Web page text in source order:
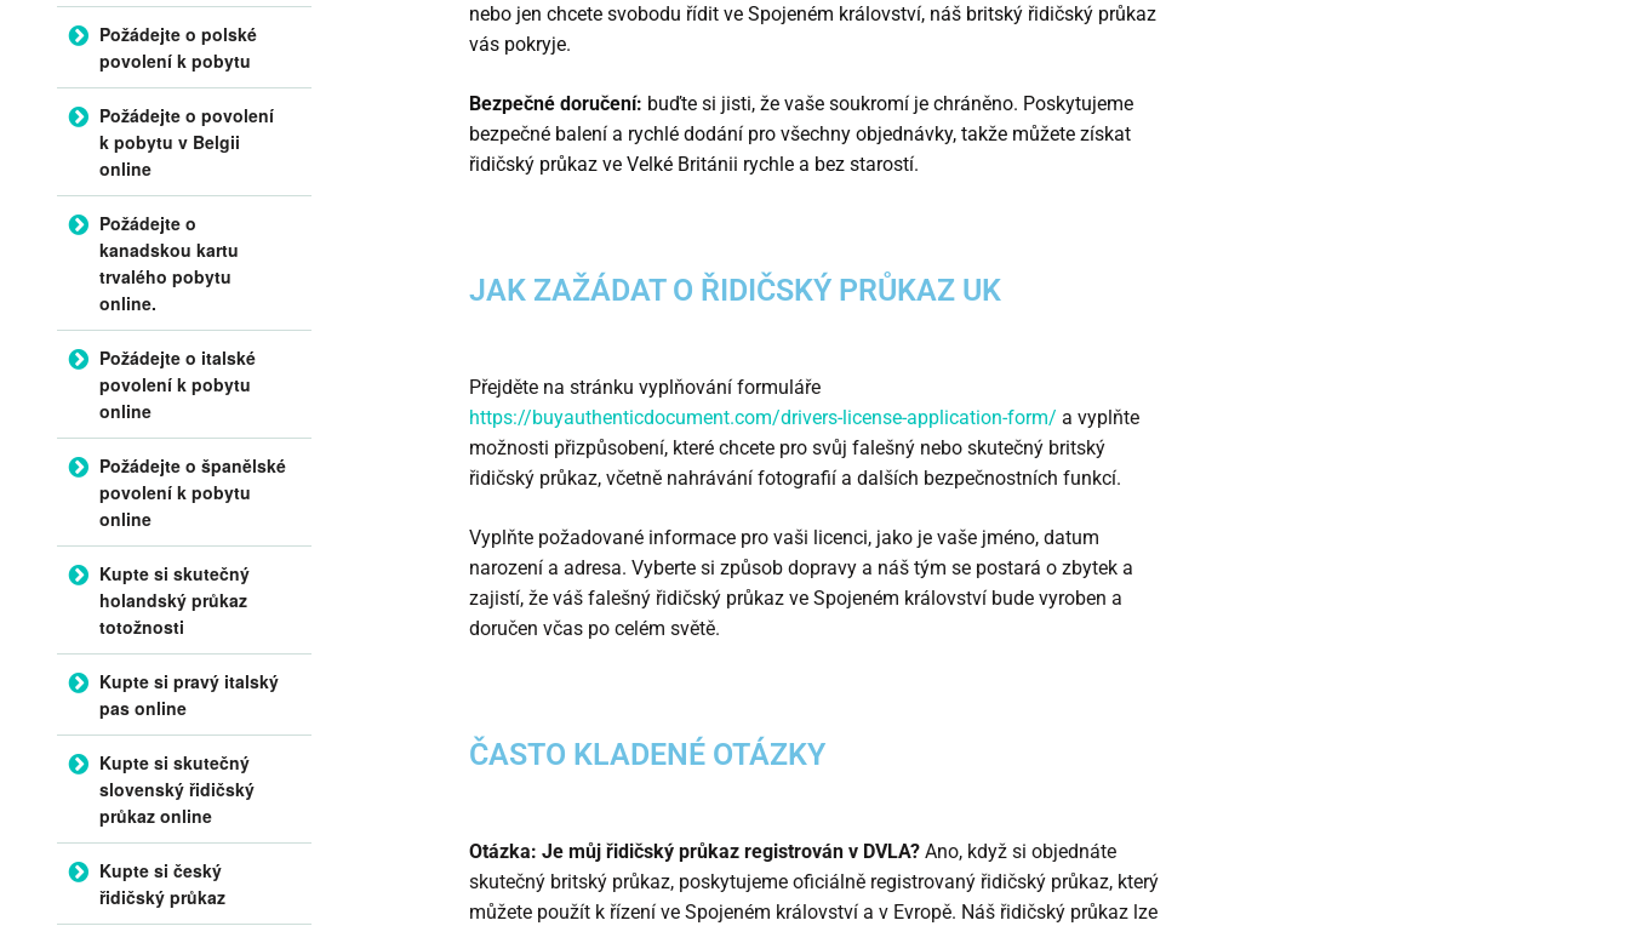
nebo jen chcete svobodu řídit ve Spojeném království, náš britský řidičský průkaz
vás pokryje.
Bezpečné doručení: buďte si jisti, že vaše soukromí je chráněno. Poskytujeme
bezpečné balení a rychlé dodání pro všechny objednávky, takže můžete získat
řidičský průkaz ve Velké Británii rychle a bez starostí.
JAK ZAŽÁDAT O ŘIDIČSKÝ PRŮKAZ UK
Přejděte na stránku vyplňování formuláře
https://buyauthenticdocument.com/drivers-license-application-form/ a vyplňte
možnosti přizpůsobení, které chcete pro svůj falešný nebo skutečný britský
řidičský průkaz, včetně nahrávání fotografií a dalších bezpečnostních funkcí.
Vyplňte požadované informace pro vaši licenci, jako je vaše jméno, datum
narození a adresa. Vyberte si způsob dopravy a náš tým se postará o zbytek a
zajistí, že váš falešný řidičský průkaz ve Spojeném království bude vyroben a
doručen včas po celém světě.
ČASTO KLADENÉ OTÁZKY
Otázka: Je můj řidičský průkaz registrován v DVLA? Ano, když si objednáte
skutečný britský průkaz, poskytujeme oficiálně registrovaný řidičský průkaz, který
můžete použít k řízení ve Spojeném království a v Evropě. Náš řidičský průkaz lze
Požádejte o polské
povolení k pobytu
Požádejte o povolení
k pobytu v Belgii
online
Požádejte o
kanadskou kartu
trvalého pobytu
online.
Požádejte o italské
povolení k pobytu
online
Požádejte o španělské
povolení k pobytu
online
Kupte si skutečný
holandský průkaz
totožnosti
Kupte si pravý italský
pas online
Kupte si skutečný
slovenský řidičský
průkaz online
Kupte si český
řidičský průkaz